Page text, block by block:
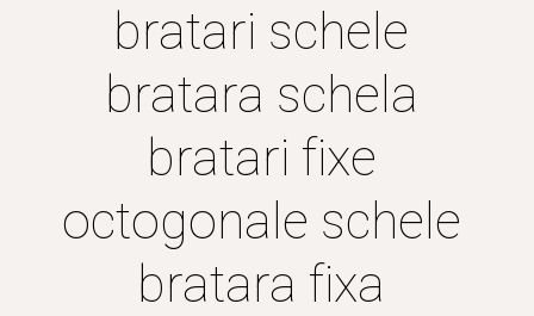
bratari schele
bratara schela
bratari fixe
octogonale schele
bratara fixa